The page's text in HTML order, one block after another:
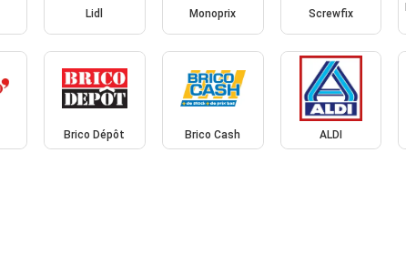
Lidl Monoprix Screwfix
Brico Dépôt Brico Cash ALDI